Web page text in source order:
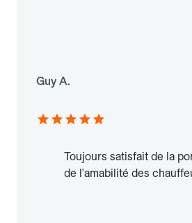
Guy A.
Toujours satisfait de la
de l'amabilité des